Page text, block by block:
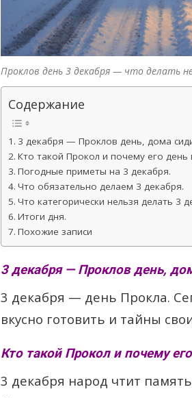
Проклов день 3 декабря — что делать
Содержание
3 декабря — Проклов день, дома
Кто такой Прокол и почему его день
Погодные приметы на 3 декабря.
Что обязательно делаем 3 декабря.
Что категорически нельзя делать 3
Итоги дня.
Похожие записи
3 декабря — Проклов день,
3 декабря — день Прокла.
вкусно готовить и тайны
Кто такой Прокол и почему
3 декабря народ чтит